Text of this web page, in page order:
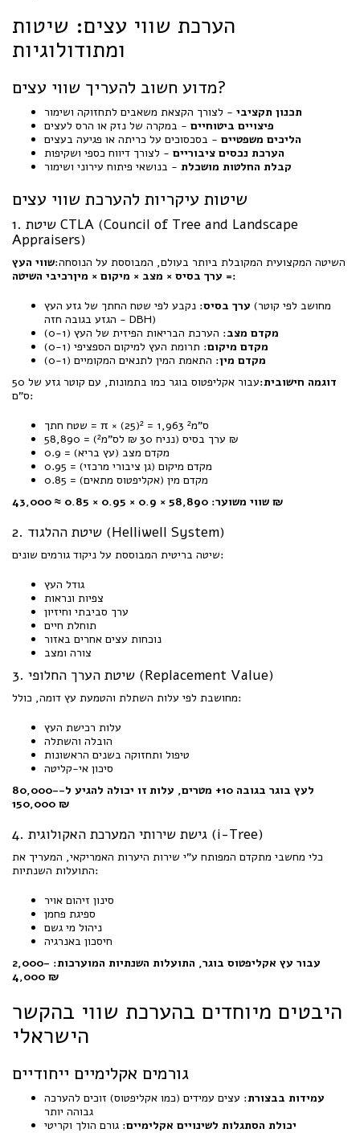
הערכת שווי עצים: שיטות
ומתודולוגיות
מדוע חשוב להעריך שווי עצים?
תכנון תקציבי - לצורך הקצאת משאבים לתחזוקה ושימור
פיצויים ביטוחיים - במקרה של נזק או הרס לעצים
הליכים משפטיים - בסכסוכים על כריתה או פגיעה בעצים
הערכת נכסים ציבוריים - לצורך דיווח כספי ושקיפות
קבלת החלטות מושכלת - בנושאי פיתוח עירוני ושימור
שיטות עיקריות להערכת שווי עצים
1. שיטת CTLA (Council of Tree and Landscape
Appraisers)
השיטה המקצועית המקובלת ביותר בעולם, המבוססת על הנוסחה:שווי העץ
= ערך בסיס × מצב × מיקום × מיןרכיבי השיטה:
ערך בסיס: נקבע לפי שטח החתך של גזע העץ (מחושב לפי קוטר
הגזע בגובה חזה - DBH)
מקדם מצב: הערכת הבריאות הפיזית של העץ (0-1)
מקדם מיקום: תרומת העץ למיקום הספציפי (0-1)
מקדם מין: התאמת המין לתנאים המקומיים (0-1)
דוגמה חישובית:
עבור אקליפטוס בוגר כמו בתמונות, עם קוטר גזע של 50
ס"ם:
שטח חתך = π × (25)² = 1,963 ס"מ²
ערך בסיס (נניח 30 ₪ לס"מ²) = 58,890 ₪
מקדם מצב (עץ בריא) = 0.9
מקדם מיקום (גן ציבורי מרכזי) = 0.95
מקדם מין (אקליפטוס מתאים) = 0.85
שווי משוער: 58,890 × 0.9 × 0.95 × 0.85 ≈ 43,000 ₪
2. שיטת ההלגוד (Helliwell System)
שיטה בריטית המבוססת על ניקוד גורמים שונים:
גודל העץ
צפיות ונראות
ערך סביבתי וחיזיון
תוחלת חיים
נוכחות עצים אחרים באזור
צורה ומצב
3. שיטת הערך החלופי (Replacement Value)
מחושבת לפי עלות השתלת והטמעת עץ דומה, כולל:
עלות רכישת העץ
הובלה והשתלה
טיפול ותחזוקה בשנים הראשונות
סיכון אי-קליטה
לעץ בוגר בגובה 10+ מטרים, עלות זו יכולה להגיע ל-80,000-
150,000 ₪
4. גישת שירותי המערכת האקולוגית (i-Tree)
כלי מחשבי מתקדם המפותח ע"י שירות היערות האמריקאי, המעריך את
התועלות השנתיות:
סינון זיהום אויר
ספיגת פחמן
ניהול מי גשם
חיסכון באנרגיה
עבור עץ אקליפטוס בוגר, התועלות השנתיות המוערכות: 2,000-
4,000 ₪
היבטים מיוחדים בהערכת שווי בהקשר
הישראלי
גורמים אקלימיים ייחודיים
עמידות בבצורת: עצים עמידים (כמו אקליפטוס) זוכים להערכה
גבוהה יותר
יכולת הסתגלות לשינויים אקלימיים: גורם הולך וקריטי